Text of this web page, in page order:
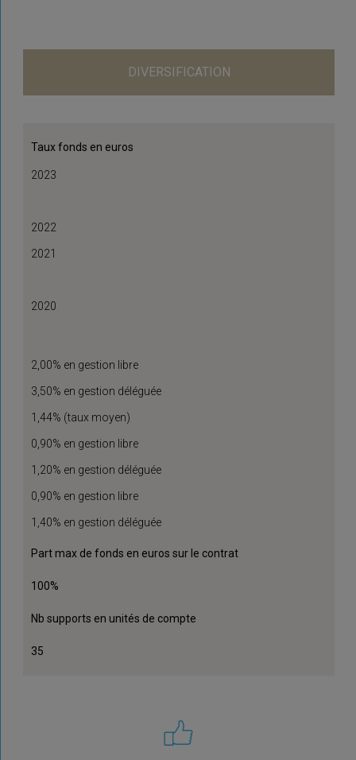
DIVERSIFICATION
Taux fonds en euros
2023
2022
2021
2020
2,00% en gestion libre
3,50% en gestion déléguée
1,44% (taux moyen)
0,90% en gestion libre
1,20% en gestion déléguée
0,90% en gestion libre
1,40% en gestion déléguée
Part max de fonds en euros sur le contrat
100%
Nb supports en unités de compte
35